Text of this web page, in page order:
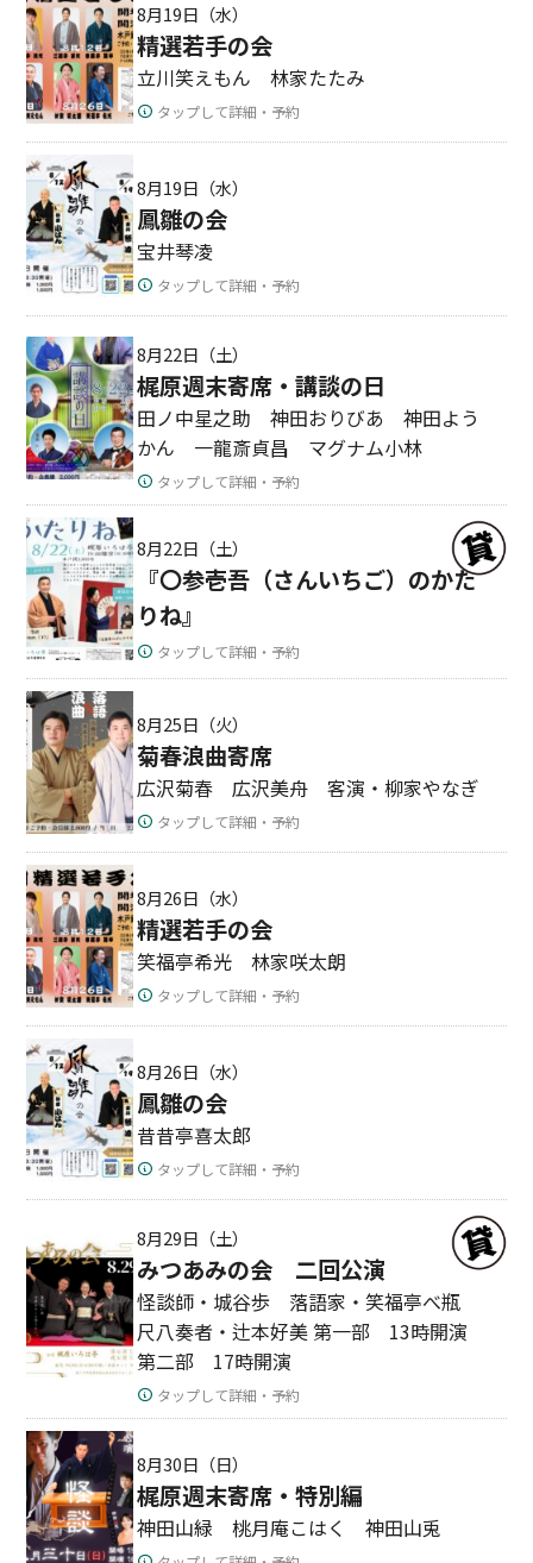
8月19日（水）
精選若手の会
立川笑えもん 林家たたみ
タップして詳細・予約
8月19日（水）
鳳雛の会
宝井琴凌
タップして詳細・予約
8月22日（土）
梶原週末寄席・講談の日
田ノ中星之助 神田おりびあ 神田よう
かん 一龍斎貞昌 マグナム小林
タップして詳細・予約
8月22日（土）
『〇参壱吾（さんいちご）のかた
りね』
タップして詳細・予約
8月25日（火）
菊春浪曲寄席
広沢菊春 広沢美舟 客演・柳家やなぎ
タップして詳細・予約
8月26日（水）
精選若手の会
笑福亭希光 林家咲太朗
タップして詳細・予約
8月26日（水）
鳳雛の会
昔昔亭喜太郎
タップして詳細・予約
8月29日（土）
みつあみの会 二回公演
怪談師・城谷歩 落語家・笑福亭べ瓶
尺八奏者・辻本好美 第一部 13時開演
第二部 17時開演
タップして詳細・予約
8月30日（日）
梶原週末寄席・特別編
神田山緑 桃月庵こはく 神田山兎